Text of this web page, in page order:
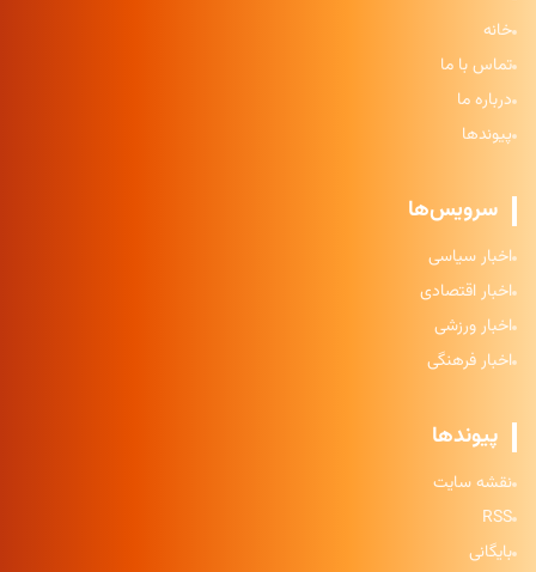
خانه
تماس با ما
درباره ما
پیوندها
سرویس‌ها
اخبار سیاسی
اخبار اقتصادی
اخبار ورزشی
اخبار فرهنگی
پیوندها
نقشه سایت
RSS
بایگانی